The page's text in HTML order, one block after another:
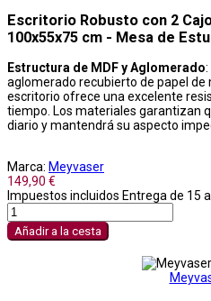
Escritorio Robusto con 2
100x55x75 cm - Mesa de
Estructura de MDF y Aglomerado
aglomerado recubierto de papel de
escritorio ofrece una excelente
tiempo. Los materiales garantizan
diario y mantendrá su aspecto
Marca: Meyvaser
149,90 €
Impuestos incluidos Entrega de 15
Añadir a la cesta